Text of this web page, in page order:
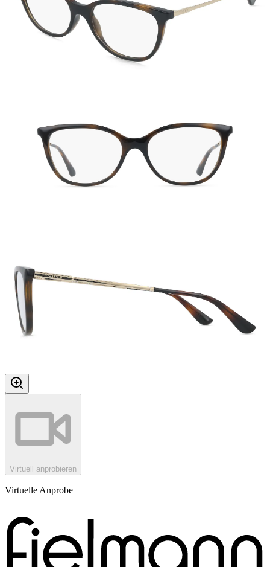
Virtuell anprobieren
Virtuelle Anprobe